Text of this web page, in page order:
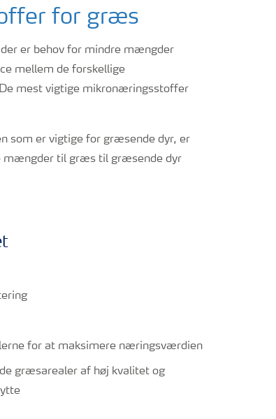
for græs
er behov for mindre mængder
mellem de forskellige
mest vigtige mikronæringsstoffer
som er vigtige for græsende dyr, er
mængder til græs til græsende dyr
for at maksimere næringsværdien
græsarealer af høj kvalitet og